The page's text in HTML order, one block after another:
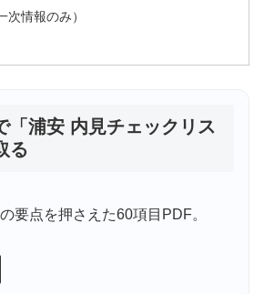
次情報のみ）
「浦安 内見チェックリス
る
要点を押さえた60項目PDF。